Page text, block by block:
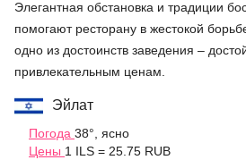
Элегантная обстановка и традиции
помогают ресторану в жестокой
одно из достоинств заведения –
привлекательным ценам.
Эйлат
Погода 38°, ясно
Цены 1 ILS = 25.75 RUB